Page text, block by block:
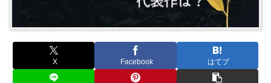
X Facebook はてブ